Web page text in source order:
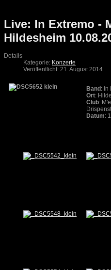
Live: In Extremo -
Hildesheim
Details
Kategorie: Konzerte
Veröffentlicht: 21. August 2014
Band : In
Ort:
Club:
Datum: